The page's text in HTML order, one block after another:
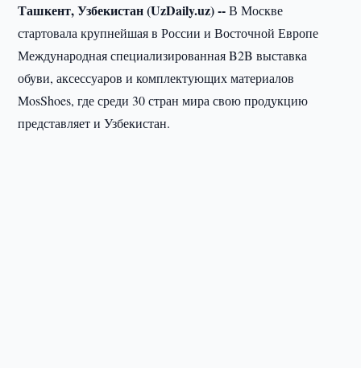
Ташкент, Узбекистан (UzDaily.uz) --В Москве
стартовала крупнейшая в России и Восточной Европе
Международная специализированная B2B выставка
обуви, аксессуаров и комплектующих материалов
MosShoes, где среди 30 стран мира свою продукцию
представляет и Узбекистан.